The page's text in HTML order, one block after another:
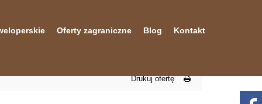
Oferty zagraniczne Blog Kontakt
Drukuj ofertę